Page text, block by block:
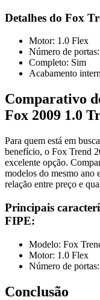
Detalhes do Fox
Motor: 1.0 Flex
Número de
Completo: Sim
Acabamento
Comparativo
Fox 2009 1.0
Para quem está em
benefício, o Fox Trend
excelente opção.
modelos do mesmo ano
relação entre preço e
Principais
FIPE:
Modelo: Fox
Motor: 1.0 Flex
Número de
Conclusão